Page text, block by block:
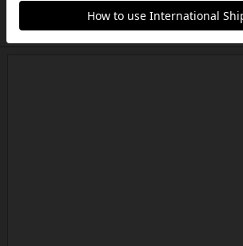
約10時間前by Chaco